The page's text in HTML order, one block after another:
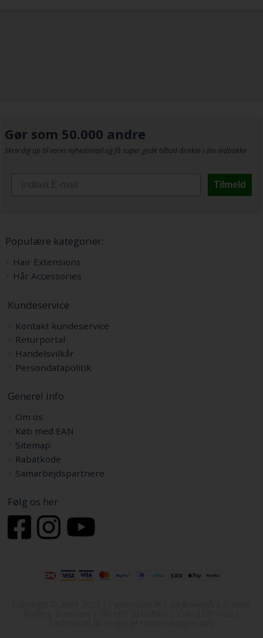
Gør som 50.000 andre
Skriv dig op til vores nyhedsmail og få super gode tilbud direkte i din indbakke
Tilmeld
Populære kategorier:
Hair Extensions
Hår Accessories
Kundeservice
Kontakt kundeservice
Returportal
Handelsvilkår
Persondatapolitik
Generel info
Om os
Køb med EAN
Sitemap
Rabatkode
Samarbejdspartnere
Følg os her